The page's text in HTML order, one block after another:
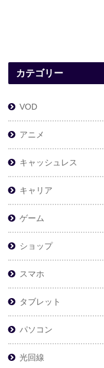
カテゴリー
VOD
アニメ
キャッシュレス
キャリア
ゲーム
ショップ
スマホ
タブレット
パソコン
光回線